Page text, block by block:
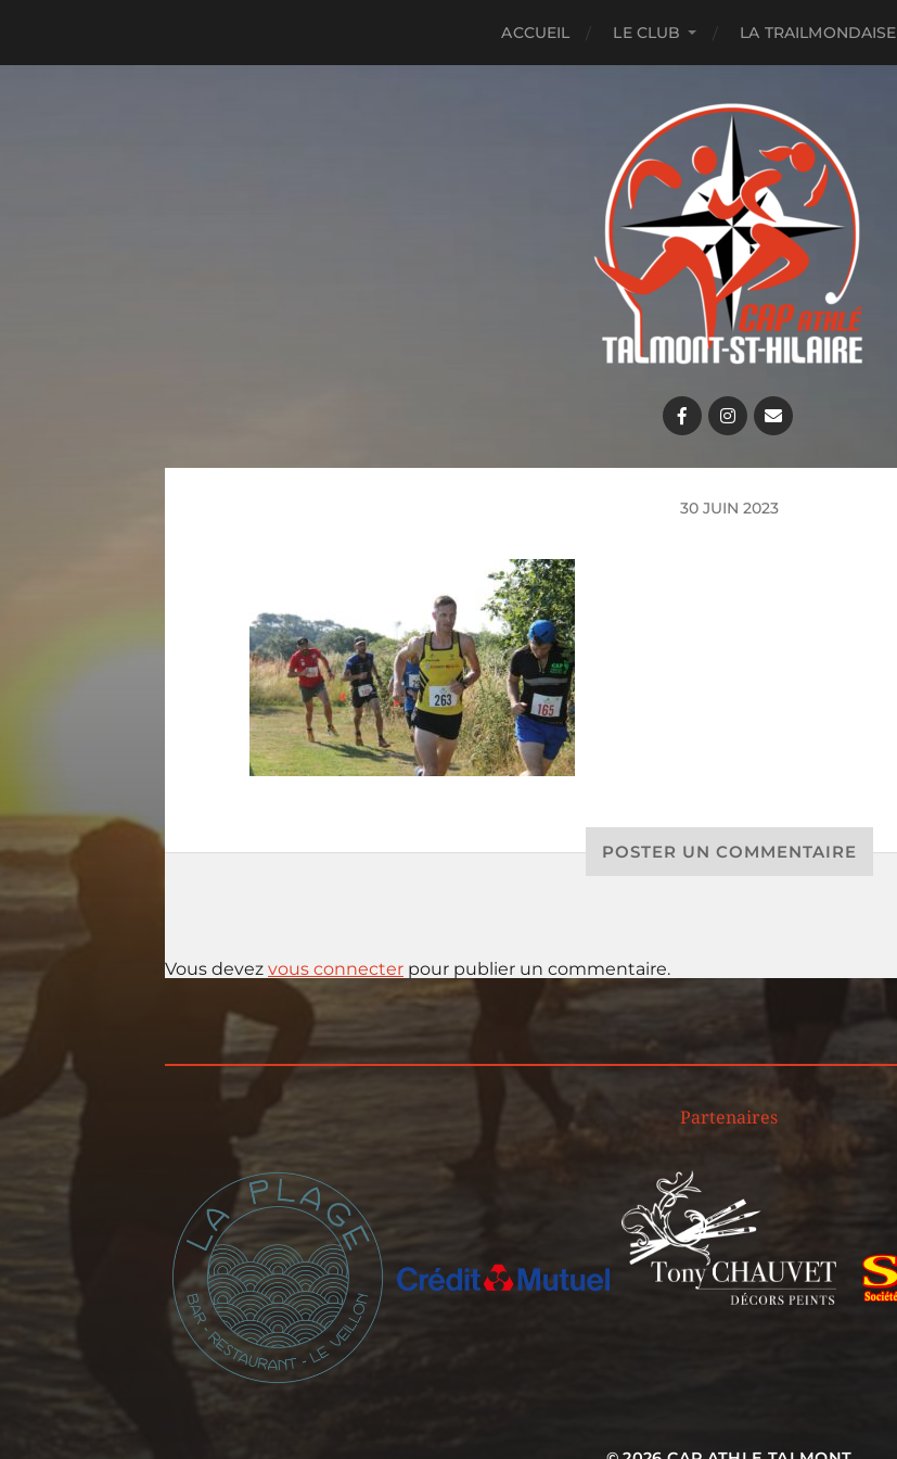
ACCUEIL LE CLUB LA TRAILMONDAISE
30 JUIN 2023
POSTER UN COMMENTAIRE
Vous devez vous connecter pour publier un commentaire.
Partenaires